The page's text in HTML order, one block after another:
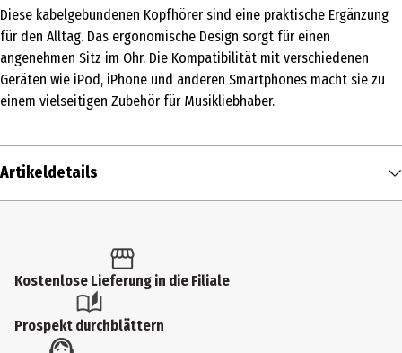
Diese kabelgebundenen Kopfhörer sind eine praktische Ergänzung
für den Alltag. Das ergonomische Design sorgt für einen
angenehmen Sitz im Ohr. Die Kompatibilität mit verschiedenen
Geräten wie iPod, iPhone und anderen Smartphones macht sie zu
einem vielseitigen Zubehör für Musikliebhaber.
Artikeldetails
Produkttyp
In-Ear Kopfhörer
Hersteller
Kostenlose Lieferung in die Filiale
Prospekt durchblättern